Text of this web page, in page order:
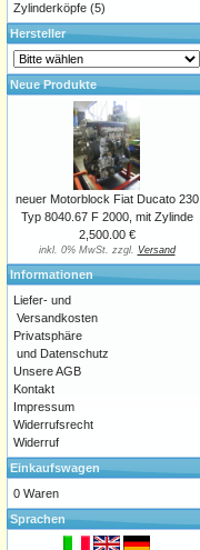
Zylinderköpfe (5)
Hersteller
Neue Produkte
neuer Motorblock Fiat Ducato 230
Typ 8040.67 F 2000, mit Zylinde
2,500.00 €
inkl. 0% MwSt. zzgl. Versand
Informationen
Liefer- und
Versandkosten
Privatsphäre
und Datenschutz
Unsere AGB
Kontakt
Impressum
Widerrufsrecht
Widerruf
Einkaufswagen
0 Waren
Sprachen